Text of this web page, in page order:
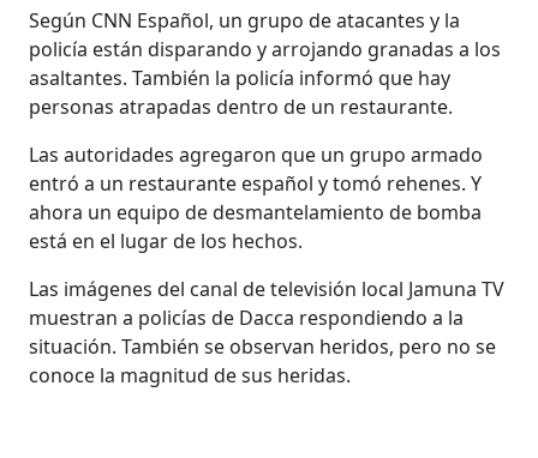
Según CNN Español, un grupo de atacantes y la
policía están disparando y arrojando granadas a los
asaltantes. También la policía informó que hay
personas atrapadas dentro de un restaurante.
Las autoridades agregaron que un grupo armado
entró a un restaurante español y tomó rehenes. Y
ahora un equipo de desmantelamiento de bomba
está en el lugar de los hechos.
Las imágenes del canal de televisión local Jamuna TV
muestran a policías de Dacca respondiendo a la
situación. También se observan heridos, pero no se
conoce la magnitud de sus heridas.